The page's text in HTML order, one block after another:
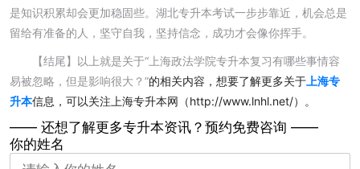
是知识积累却会更加稳固些。湖北专升本考试一步步靠近，机会总是
留给有准备的人，坚守自我，坚持信念，成功才会像你挥手。
【结尾】以上就是关于“上海政法学院专升本复习有哪些事情容
易被忽略，但是影响很大？”的相关内容，想要了解更多关于 上海专
升本信息，可以关注上海专升本网（http://www.lnhl.net/）。
—— 还想了解更多专升本资讯？ 预约免费咨询 ——
你的姓名